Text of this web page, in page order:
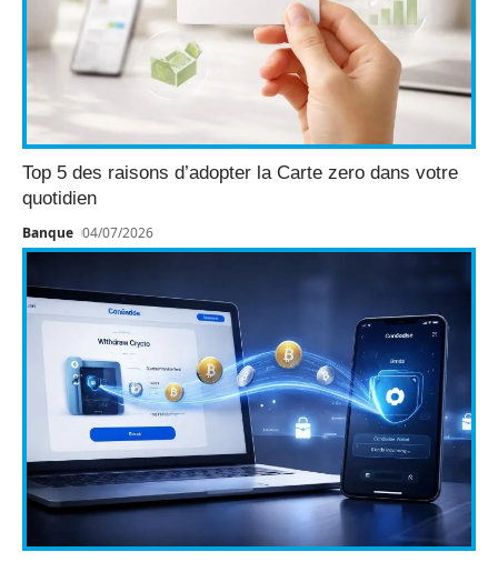
Top 5 des raisons d’adopter la Carte zero dans votre
quotidien
Banque 04/07/2026